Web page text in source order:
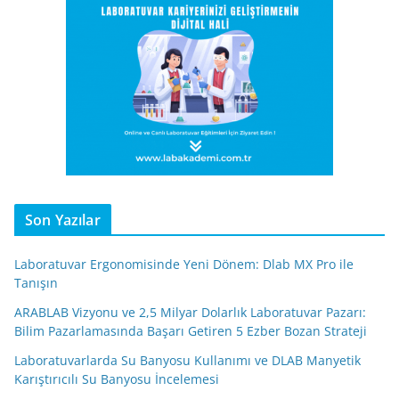
Son Yazılar
Laboratuvar Ergonomisinde Yeni Dönem: Dlab MX Pro ile
Tanışın
ARABLAB Vizyonu ve 2,5 Milyar Dolarlık Laboratuvar Pazarı:
Bilim Pazarlamasında Başarı Getiren 5 Ezber Bozan Strateji
Laboratuvarlarda Su Banyosu Kullanımı ve DLAB Manyetik
Karıştırıcılı Su Banyosu İncelemesi